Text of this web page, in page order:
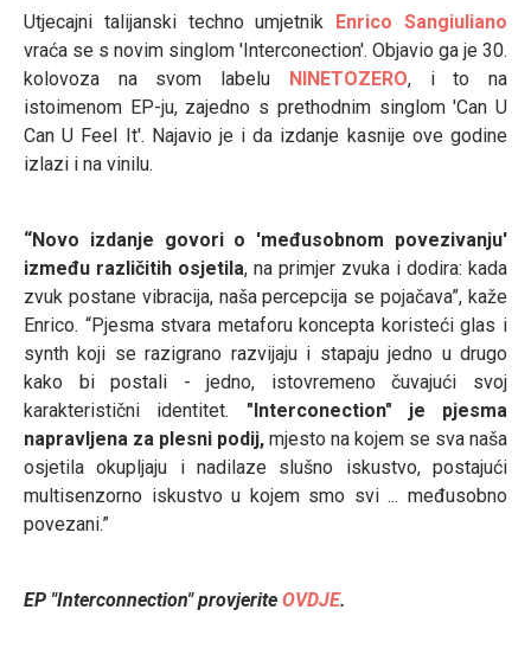
Utjecajni talijanski techno umjetnik Enrico Sangiuliano
vraća se s novim singlom 'Interconection'. Objavio ga je 30.
kolovoza na svom labelu NINETOZERO, i to na
istoimenom EP-ju, zajedno s prethodnim singlom 'Can U
Can U Feel It'. Najavio je i da izdanje kasnije ove godine
izlazi i na vinilu.
“Novo izdanje govori o 'međusobnom povezivanju'
između različitih osjetila, na primjer zvuka i dodira: kada
zvuk postane vibracija, naša percepcija se pojačava”, kaže
Enrico. “Pjesma stvara metaforu koncepta koristeći glas i
synth koji se razigrano razvijaju i stapaju jedno u drugo
kako bi postali - jedno, istovremeno čuvajući svoj
karakteristični identitet. "Interconection" je pjesma
napravljena za plesni podij, mjesto na kojem se sva naša
osjetila okupljaju i nadilaze slušno iskustvo, postajući
multisenzorno iskustvo u kojem smo svi ... međusobno
povezani.”
EP "Interconnection" provjerite OVDJE.